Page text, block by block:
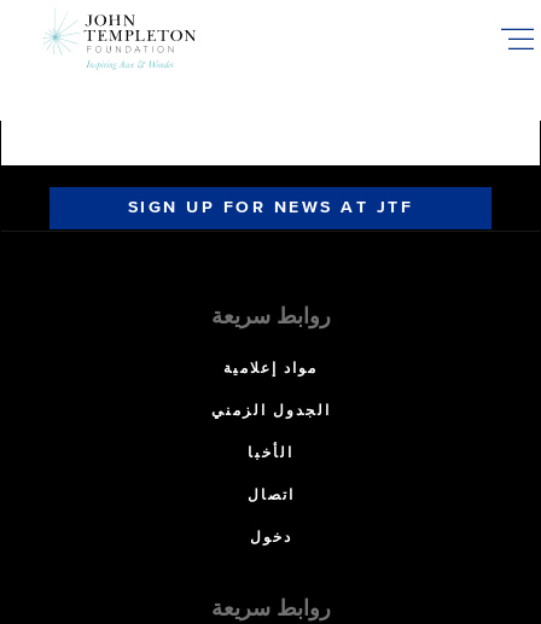
SIGN UP FOR NEWS AT JTF
روابط سريعة
مواد إعلامية
الجدول الزمني
الأخبا
اتصال
دخول
روابط سريعة